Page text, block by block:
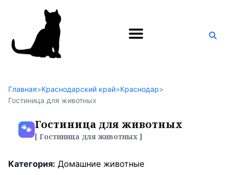
Поиск
Главная>Краснодарский край>Краснодар>
Гостиница для животных
🐾 Гостиница для животных
[ Гостиница для животных ]
Категория: Домашние животные